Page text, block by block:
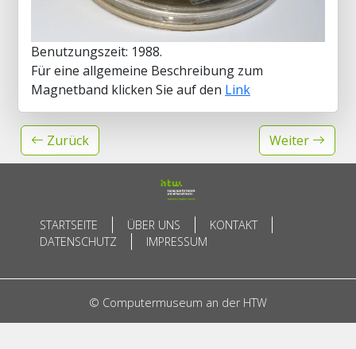
Benutzungszeit: 1988.
Für eine allgemeine Beschreibung zum
Magnetband klicken Sie auf den Link
Zurück Weiter
STARTSEITE ÜBER UNS
KONTAKT
DATENSCHUTZ
IMPRESSUM
© Computermuseum an der HTW